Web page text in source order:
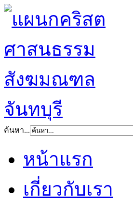
ค้นหา...
หน้าแรก
เกี่ยวกับเรา